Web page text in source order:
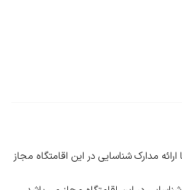
تنها بالای 18 سال با ارائه مدارک شناسایی در این اقامتگاه مجاز